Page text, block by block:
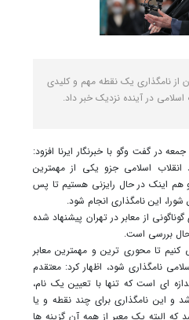
از نامگذاری یک نقطه مهم و کلیدی
در آینده نزدیک خبر داد.
در گفت وگو با خبرنگار ایرنا افزود:
انقلاب اسلامی جزو یکی از مهمترین
اخیر است و هم اینک در حال رایزنی هستیم تا پس
این نامگذاری انجام شود.
از معابر در تهران پیشنهاد شده
بررسی است.
کنیم تا محوری ترین و مهمترین معابر
نامگذاری شود، اظهار کرد: معتقدم
ای است که تنها با تعیین یک نام،
و این نامگذاری برای چند نقطه و یا
البته یک معبر از همه آن گزینه ها